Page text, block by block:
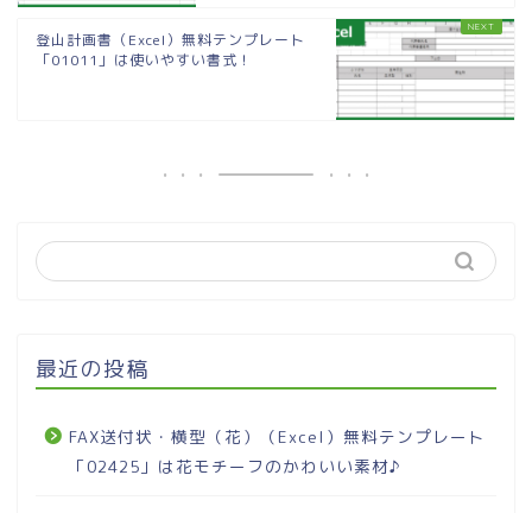
登山計画書（Excel）無料テンプレート
「01011」は使いやすい書式！
最近の投稿
FAX送付状・横型（花）（Excel）無料テンプレート
「02425」は花モチーフのかわいい素材♪